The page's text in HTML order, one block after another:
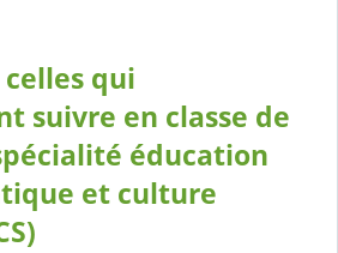
qui
suivre en classe de
éducation
et culture